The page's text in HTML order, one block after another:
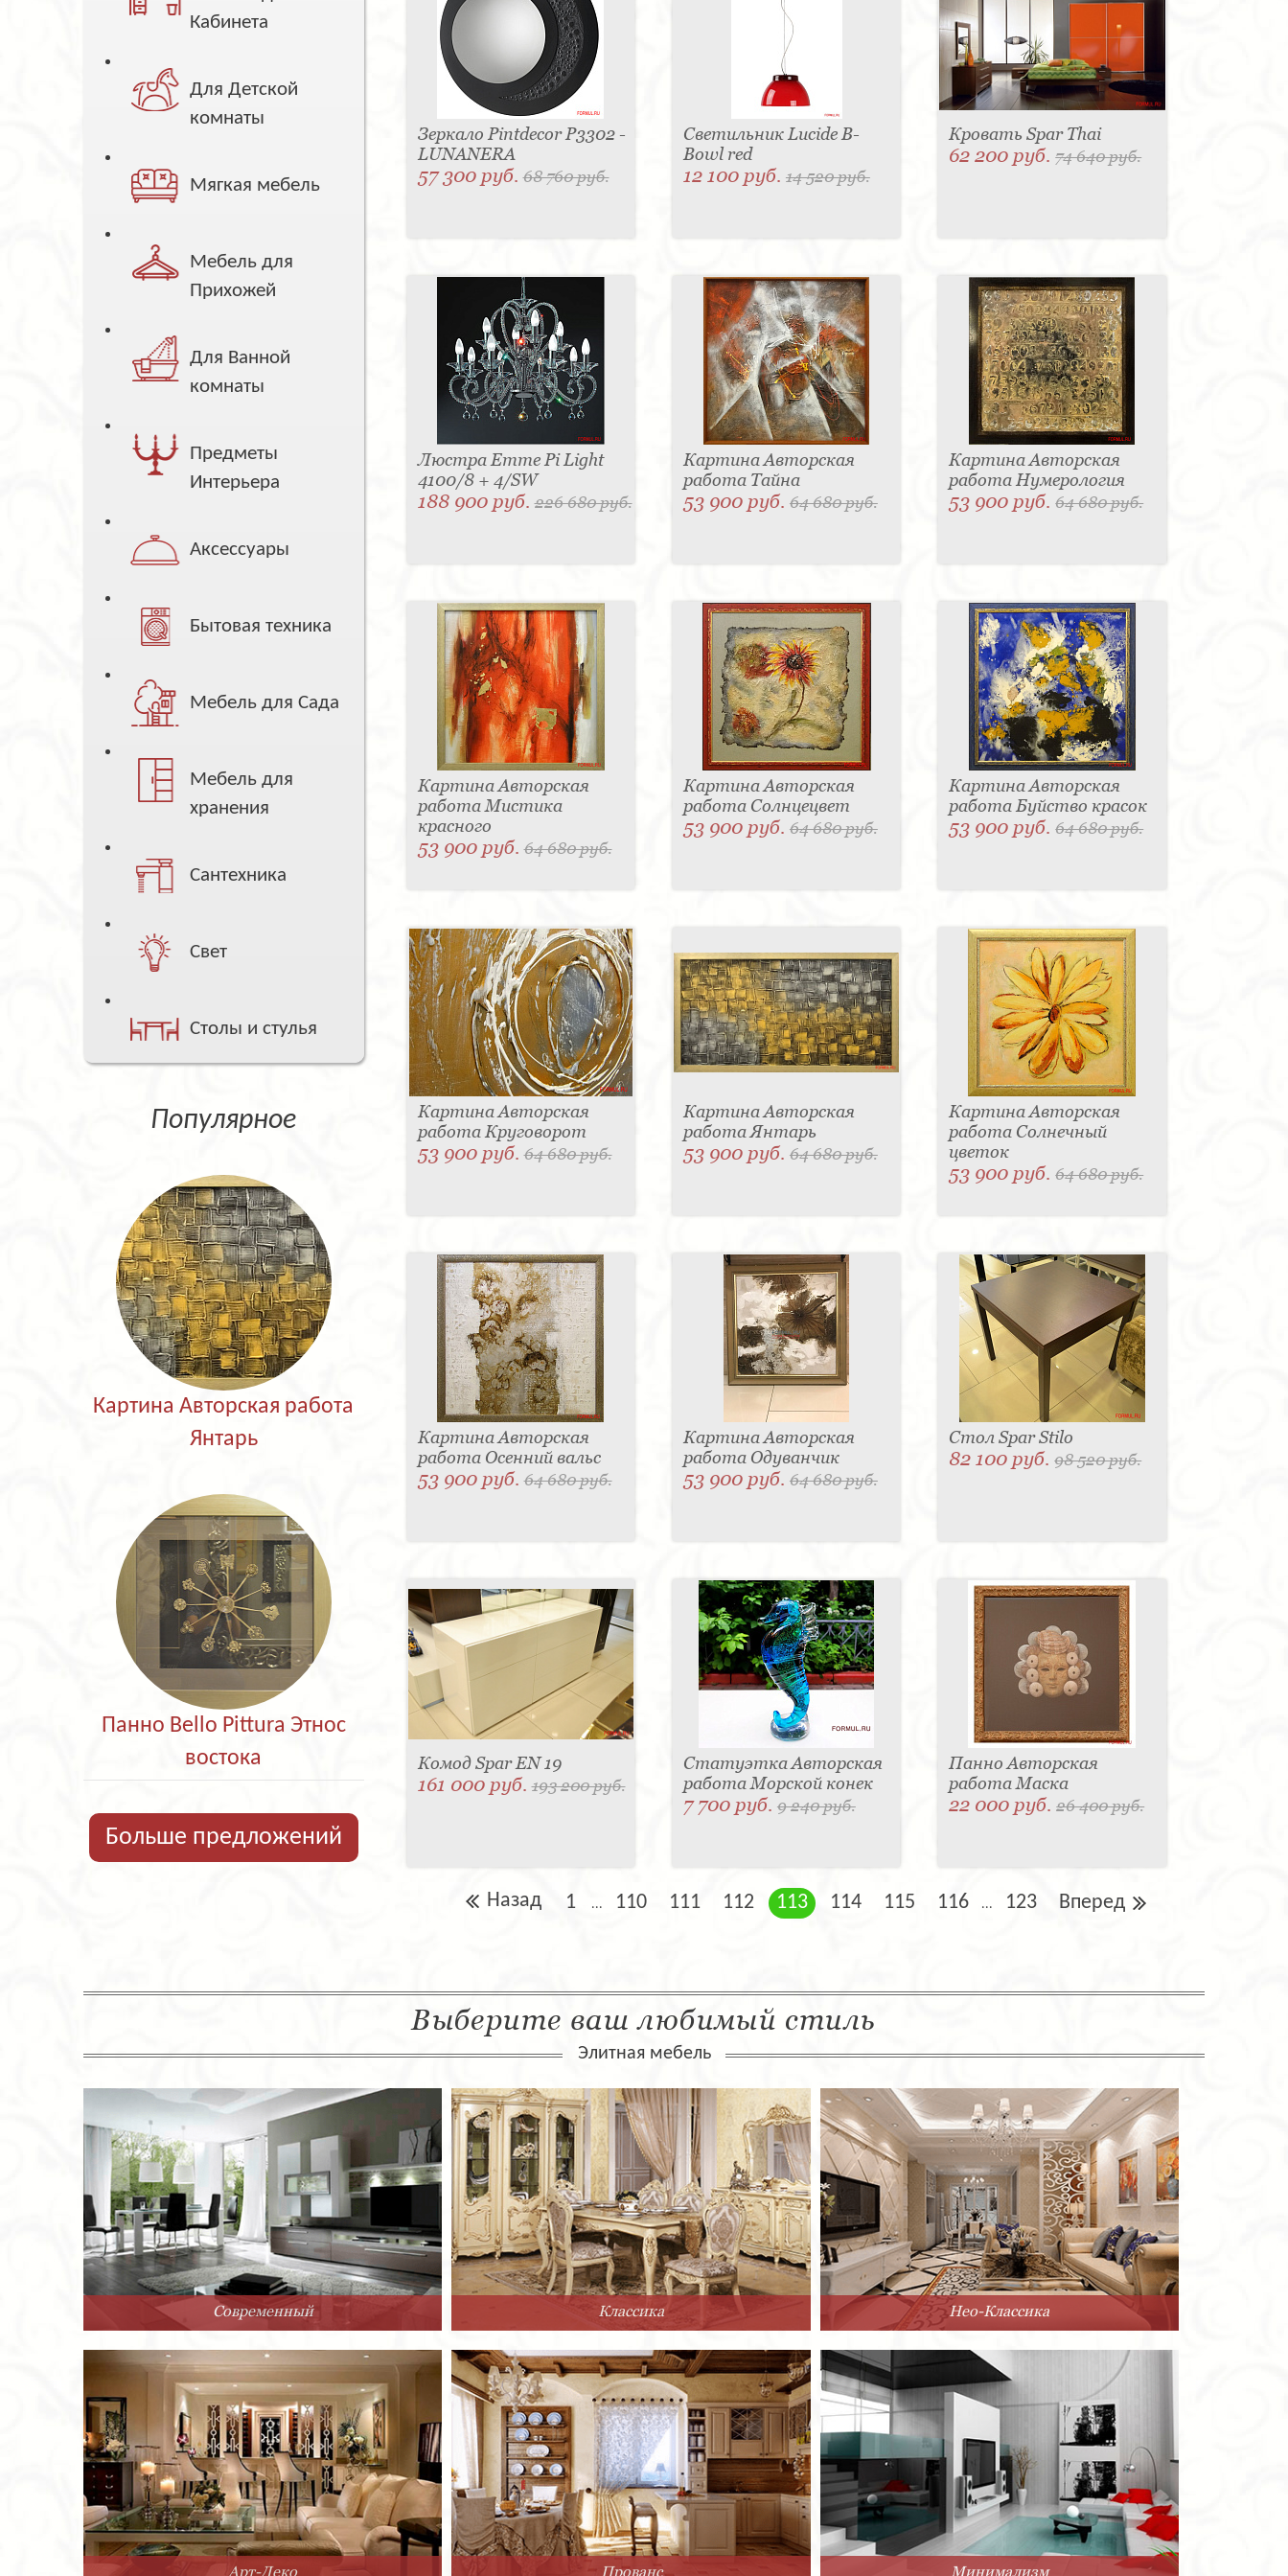
Кабинета
Для Детской
комнаты
Мягкая мебель
Мебель для
Прихожей
Для Ванной
комнаты
Предметы
Интерьера
Аксессуары
Бытовая техника
Мебель для Сада
Мебель для
хранения
Сантехника
Свет
Столы и стулья
Популярное
Картина Авторская работа
Янтарь
Панно Bello Pittura Этнос
востока
Больше предложений
Зеркало Pintdecor P3302 -
LUNANERA
57 300 руб.68 760 руб.
Светильник Lucide B-
Bowl red
12 100 руб. 14 520 руб.
Кровать Spar Thai
62 200 руб.74 640 руб.
Люстра Emme Pi Light
4100/8 + 4/SW
188 900 руб.226 680 руб.
Картина Авторская
работа Тайна
53 900 руб. 64 680 руб.
Картина Авторская
работа Нумерология
53 900 руб.64 680 руб.
Картина Авторская
работа Мистика
красного
53 900 руб.64 680 руб.
Картина Авторская
работа Солнцецвет
53 900 руб. 64 680 руб.
Картина Авторская
работа Буйство красок
53 900 руб.64 680 руб.
Картина Авторская
работа Круговорот
53 900 руб.64 680 руб.
Картина Авторская
работа Янтарь
53 900 руб. 64 680 руб.
Картина Авторская
работа Солнечный
цветок
53 900 руб.64 680 руб.
Картина Авторская
работа Осенний вальс
53 900 руб.64 680 руб.
Картина Авторская
работа Одуванчик
53 900 руб. 64 680 руб.
Стол Spar Stilo
82 100 руб.98 520 руб.
Комод Spar EN 19
161 000 руб.193 200 руб.
Статуэтка Авторская
работа Морской конек
7 700 руб. 9 240 руб.
Панно Авторская
работа Маска
22 000 руб.26 400 руб.
Назад 1 ... 110 111 112 113 114 115 116 ... 123 Вперед
Выберите ваш любимый стиль
Элитная мебель
Современный Классика Нео-Классика
Арт-Деко Прованс Минимализм